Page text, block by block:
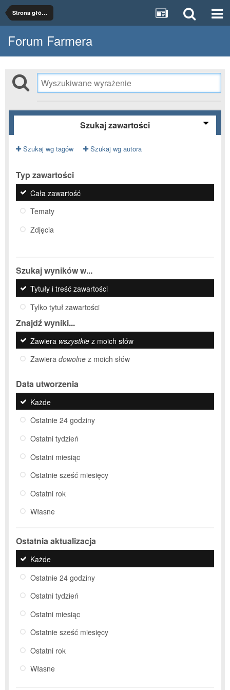
Strona główna
Forum Farmera
Szukaj zawartości
Szukaj wg tagów Szukaj wg autora
Typ zawartości
Cała zawartość
Tematy
Zdjęcia
Szukaj wyników w...
Tytuły i treść zawartości
Tylko tytuł zawartości
Znajdź wyniki...
Zawiera wszystkie z moich słów
Zawiera dowolne z moich słów
Data utworzenia
Każde
Ostatnie 24 godziny
Ostatni tydzień
Ostatni miesiąc
Ostatnie sześć miesięcy
Ostatni rok
Własne
Ostatnia aktualizacja
Każde
Ostatnie 24 godziny
Ostatni tydzień
Ostatni miesiąc
Ostatnie sześć miesięcy
Ostatni rok
Własne